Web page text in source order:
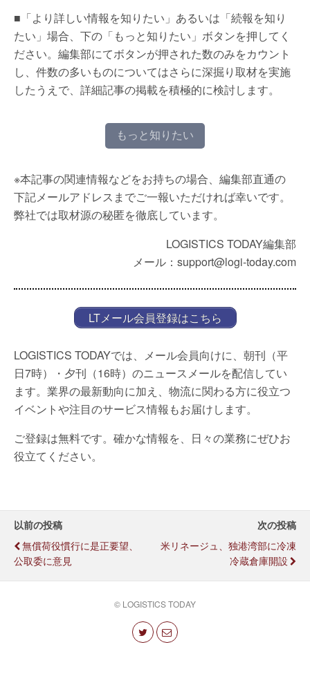
■「より詳しい情報を知りたい」あるいは「続報を知り
たい」場合、下の「もっと知りたい」ボタンを押してく
ださい。編集部にてボタンが押された数のみをカウント
し、件数の多いものについてはさらに深掘り取材を実施
したうえで、詳細記事の掲載を積極的に検討します。
もっと知りたい
※本記事の関連情報などをお持ちの場合、編集部直通の
下記メールアドレスまでご一報いただければ幸いです。
弊社では取材源の秘匿を徹底しています。
LOGISTICS TODAY編集部
メール：support@logi-today.com
LTメール会員登録はこちら
LOGISTICS TODAYでは、メール会員向けに、朝刊（平
日7時）・夕刊（16時）のニュースメールを配信してい
ます。業界の最新動向に加え、物流に関わる方に役立つ
イベントや注目のサービス情報もお届けします。
ご登録は無料です。確かな情報を、日々の業務にぜひお
役立てください。
以前の投稿
無償荷役慣行に是正要望、
公取委に意見
次の投稿
米リネージュ、独港湾部に冷凍
冷蔵倉庫開設
© LOGISTICS TODAY